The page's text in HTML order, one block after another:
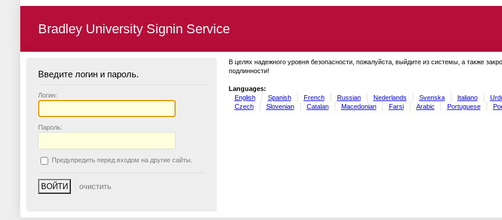
Bradley University Signin Service
Введите логин и пароль.
Логин:
Пароль:
Предупредить перед входом на другие сайты.
В целях надежного уровня безопасности, пожалуйста, выйдите из системы, а также
подлинности!
Languages:
English
Spanish French Russian Nederlands Svenska Italiano
Czech
Slovenian Catalan Macedonian Farsi Arabic Portuguese